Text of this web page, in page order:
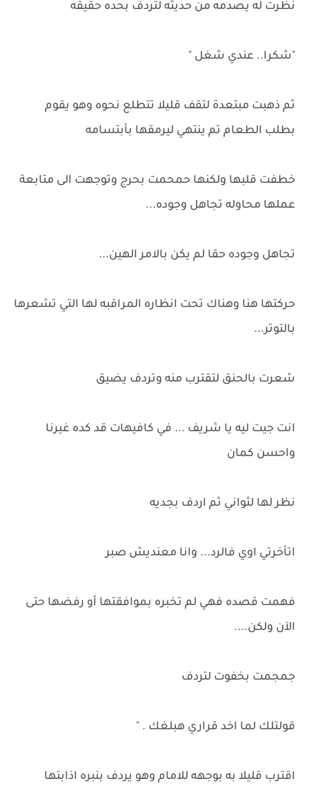
نظرت له يصدمه من حديثه لتردف بحده حقيقه
"شكرا.. عندي شغل "
ثم ذهبت مبتعدة لتقف قليلا تتطلع نحوه وهو يقوم
بطلب الطعام تم ينتهي ليرمقها بأبتسامه
خطفت قلبها ولكنها حمحمت بحرج وتوجهت الى متابعة
عملها محاوله تجاهل وجوده...
تجاهل وجوده حقا لم يكن بالامر الهين...
حركتها هنا وهناك تحت انظاره المراقبه لها التي تشعرها
بالتوتر...
شعرت بالحنق لتقترب منه وتردف يضيق
انت جيت ليه يا شريف ... في كافيهات قد كده غيرنا
واحسن كمان
نظر لها لثواني ثم اردف بجديه
اتأخرتي اوي فالرد... وانا معنديش صبر
فهمت قصده فهي لم تخبره بموافقتها أو رفضها حتى
الآن ولكن....
جمجمت بخفوت لتردف
قولتلك لما اخد قراري هبلغك . "
اقترب قليلا به بوجهه للامام وهو يردف بنبره اذابتها